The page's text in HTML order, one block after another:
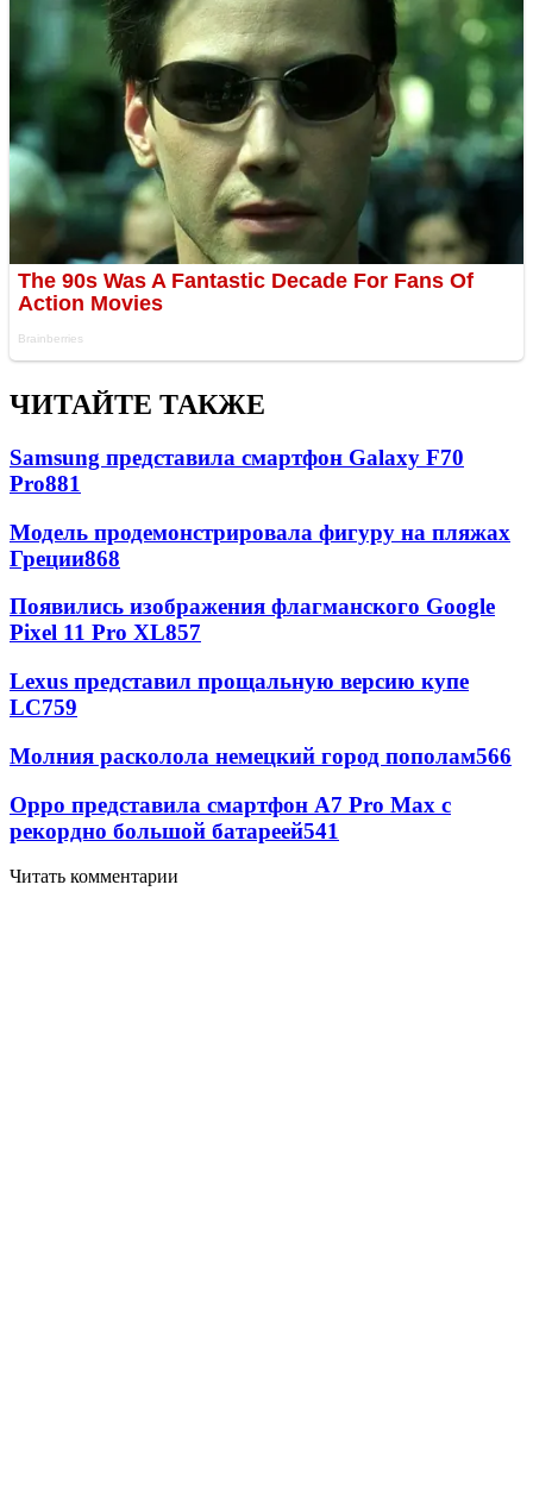
ЧИТАЙТЕ ТАКЖЕ
Samsung представила смартфон Galaxy F70
Pro881
Модель продемонстрировала фигуру на пляжах
Греции868
Появились изображения флагманского Google
Pixel 11 Pro XL857
Lexus представил прощальную версию купе
LC759
Молния расколола немецкий город пополам566
Oppo представила смартфон A7 Pro Max с
рекордно большой батареей541
Читать комментарии